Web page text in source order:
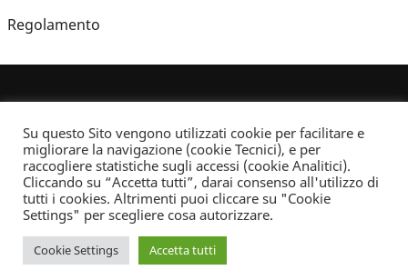
Regolamento
Dove non indicato altrimenti quest’opera è distribuita con Licenza
Creative Commons Attribuzione - Non commerciale - Non opere derivate 2.5 Italia
Informativa sulla privacy
Su questo Sito vengono utilizzati cookie per facilitare e
migliorare la navigazione (cookie Tecnici), e per
raccogliere statistiche sugli accessi (cookie Analitici).
Cliccando su “Accetta tutti”, darai consenso all'utilizzo di
tutti i cookies. Altrimenti puoi cliccare su "Cookie
Settings" per scegliere cosa autorizzare.
Cookie Settings Accetta tutti